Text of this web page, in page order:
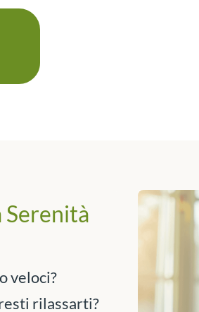
Serenità
veloci?
rilassarti?